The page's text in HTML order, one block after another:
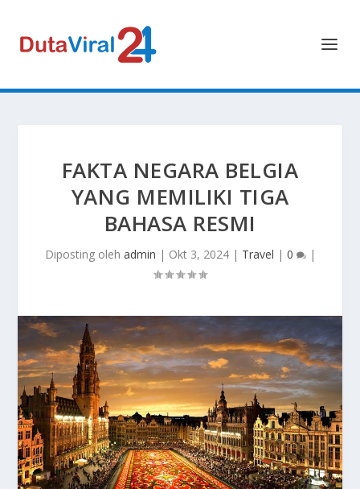
FAKTA NEGARA BELGIA
YANG MEMILIKI TIGA
BAHASA RESMI
Diposting oleh admin | Okt 3, 2024| Travel | 0 |